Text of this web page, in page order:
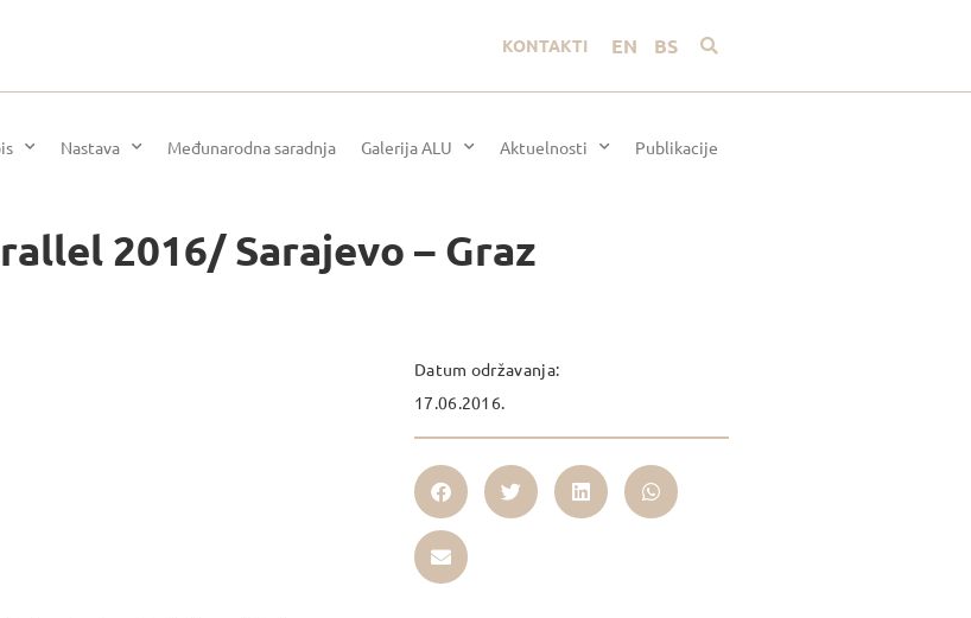
KONTAKTI EN BS
Nastava Međunarodna saradnja Galerija ALU Aktuelnosti Publikacije
2016/ Sarajevo – Graz
Datum održavanja:
17.06.2016.